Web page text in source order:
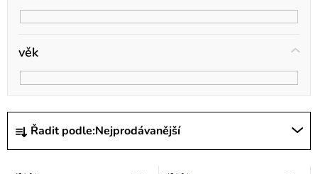
Ř
a
Řadit podle:Nejprodávanější
věk